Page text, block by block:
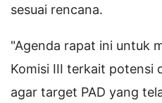
sesuai rencana.
"Agenda rapat ini untuk
Komisi III terkait potensi
agar target PAD yang